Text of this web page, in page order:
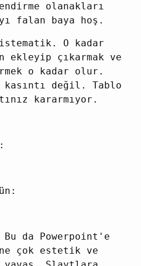
olanakları
falan baya hoş.
O kadar
çıkarmak ve
o kadar olur.
kasıntı değil. Tablo
kararmıyor.
da Powerpoint'e
çok estetik ve